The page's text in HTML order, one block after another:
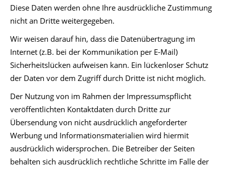
Diese Daten werden ohne Ihre ausdrückliche Zustimmung
nicht an Dritte weitergegeben.
Wir weisen darauf hin, dass die Datenübertragung im
Internet (z.B. bei der Kommunikation per E-Mail)
Sicherheitslücken aufweisen kann. Ein lückenloser Schutz
der Daten vor dem Zugriff durch Dritte ist nicht möglich.
Der Nutzung von im Rahmen der Impressumspflicht
veröffentlichten Kontaktdaten durch Dritte zur
Übersendung von nicht ausdrücklich angeforderter
Werbung und Informationsmaterialien wird hiermit
ausdrücklich widersprochen. Die Betreiber der Seiten
behalten sich ausdrücklich rechtliche Schritte im Falle der